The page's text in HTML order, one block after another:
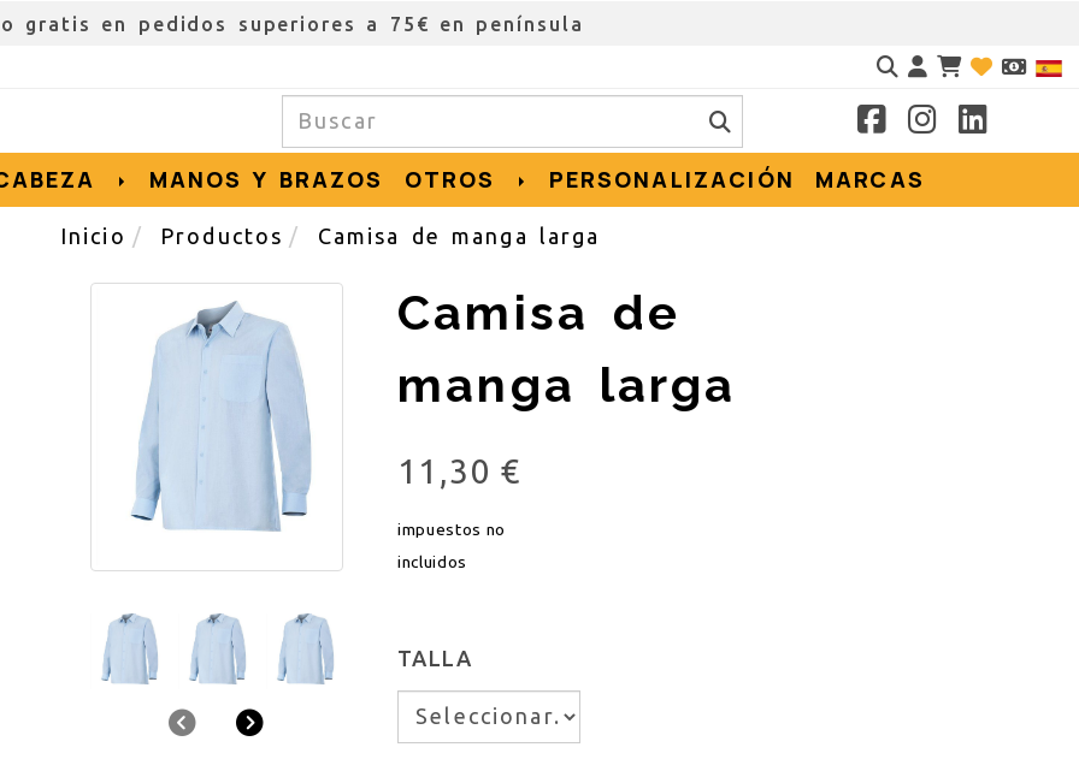
gratis en pedidos superiores a 75€ en península
Identifícate
MANOS Y BRAZOS OTROS PERSONALIZACIÓN MARCAS
Inicio Productos Camisa de manga larga
AnteriorSiguiente
Camisa de
manga larga
11,30 €
impuestos no
incluidos
TALLA